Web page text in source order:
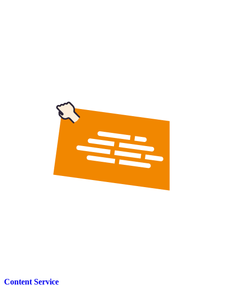
Content Service